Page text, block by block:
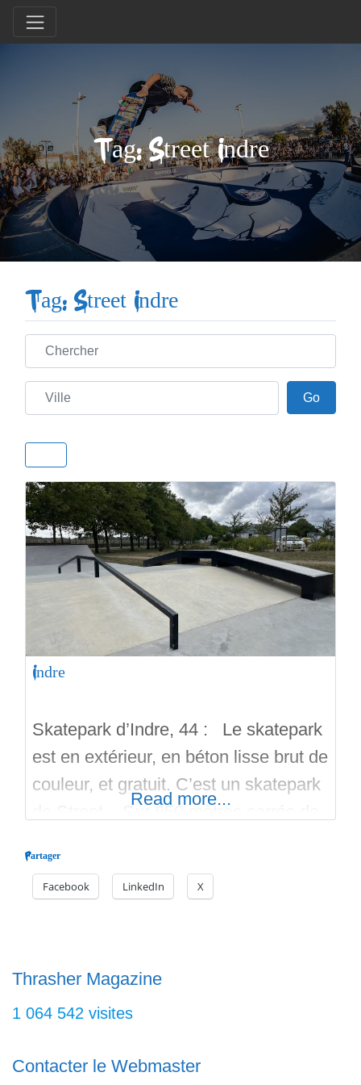
Tag: Street Indre
Tag: Street Indre
Chercher
Ville GoGo
Indre
Skatepark d’Indre, 44 : Le skatepark
est en extérieur, en béton lisse brut de
couleur, et gratuit. C’est un skatepark
de Street. Sur 650 mètres carrés de
modules incontournables de la
catégorie « Street ». C’est une
Ledge, plans inclinés, Quarter et un
module
Read more...
Partager
Facebook LinkedIn X
Thrasher Magazine
1 064 542 visites
Contacter le Webmaster